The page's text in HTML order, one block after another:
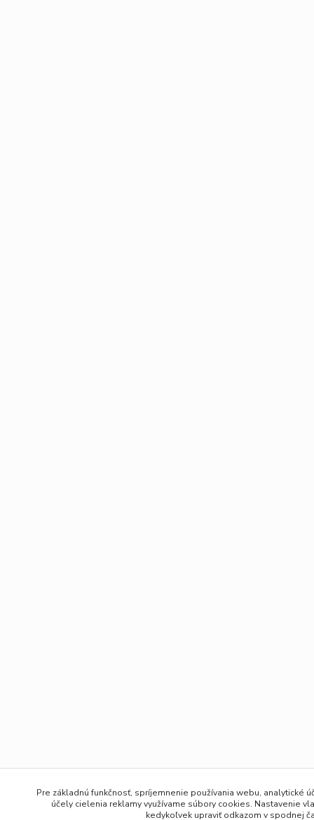
Pre základnú funkčnosť, spríjemnenie používania webu, analytické
účely cielenia reklamy využívame súbory cookies. Nastavenie
kedykoľvek upraviť odkazom v spodnej